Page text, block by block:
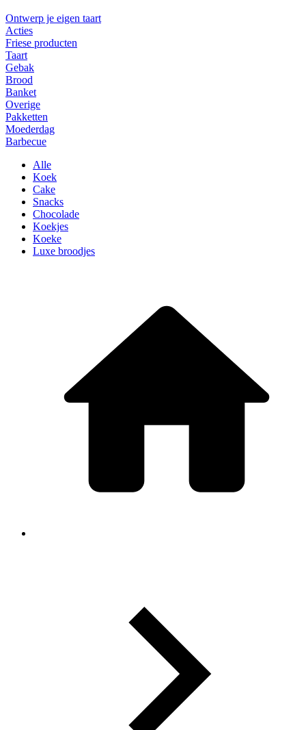
Ontwerp je eigen taart
Acties
Friese producten
Taart
Gebak
Brood
Banket
Overige
Pakketten
Moederdag
Barbecue
Alle
Koek
Cake
Snacks
Chocolade
Koekjes
Koeke
Luxe broodjes